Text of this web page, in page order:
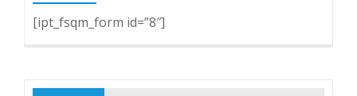
[ipt_fsqm_form id=”8″]